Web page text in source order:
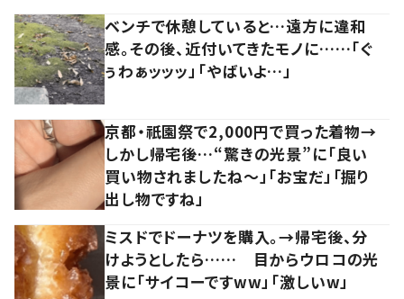
ベンチで休憩していると…遠方に違和
感。その後、近付いてきたモノに……「ぐ
ぅわぁッッッ」「やばいよ…」
京都・祇園祭で2,000円で買った着物→
しかし帰宅後…“驚きの光景”に「良い
買い物されましたね～」「お宝だ」「掘り
出し物ですね」
ミスドでドーナツを購入。→帰宅後、分
けようとしたら…… 目からウロコの光
景に「サイコーですww」「激しいw」